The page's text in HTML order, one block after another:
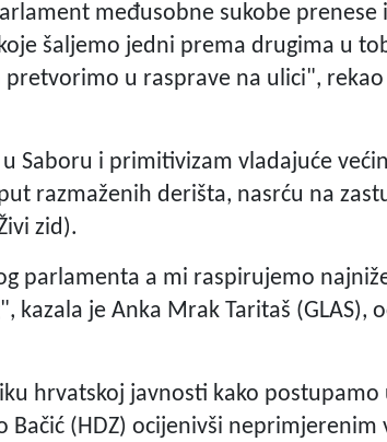
međusobne sukobe prenese
šaljemo jedni prema drugima u
u rasprave na ulici",
Saboru i primitivizam vladajuće
razmaženih derišta, nasrću na
zid).
parlamenta a mi raspirujemo
kazala je Anka Mrak Taritaš (GLAS),
hrvatskoj javnosti kako postupamo
Bačić (HDZ) ocijenivši neprimjerenim